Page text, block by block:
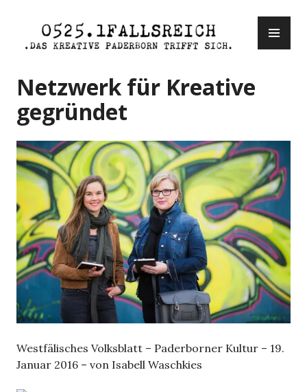
Inhalt
springen
0525.1fallsreich
Netzwerk für Kreative
gegründet
Westfälisches Volksblatt – Paderborner Kultur – 19.
Januar 2016 – von Isabell Waschkies